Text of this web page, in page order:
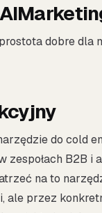
dobre dla
do cold
zespołach B2B i
na to
ale przez